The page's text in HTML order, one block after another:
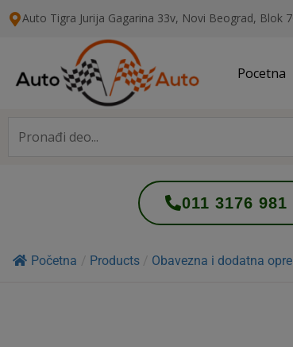
Auto Tigra Jurija Gagarina 33v, Novi Beograd, Blok
Pocetna
011 3176 981
Početna / Products / Obavezna i dodatna